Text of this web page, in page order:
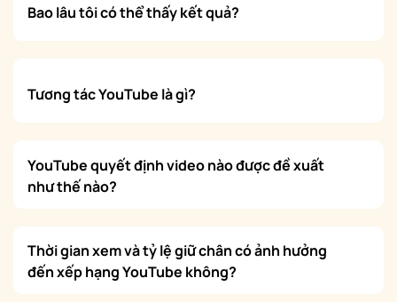
Bao lâu tôi có thể thấy kết quả?
Tương tác YouTube là gì?
YouTube quyết định video nào được đề xuất
như thế nào?
Thời gian xem và tỷ lệ giữ chân có ảnh hưởng
đến xếp hạng YouTube không?